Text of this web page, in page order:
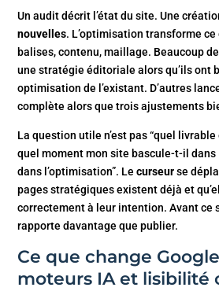
Un audit décrit l’état du site. Une
nouvelles. L’optimisation transforme
balises, contenu, maillage. Beaucoup
une stratégie éditoriale alors qu’ils ont
optimisation de l’existant. D’autres
complète alors que trois ajustements
La question utile n’est pas “quel livrable
quel moment mon site bascule-t-il
dans l’optimisation”. Lecurseurse
pages stratégiques existent déjà et
correctement à leur intention. Avant ce
rapporte davantage que publier.
Ce que change
moteurs IA et lisibilité